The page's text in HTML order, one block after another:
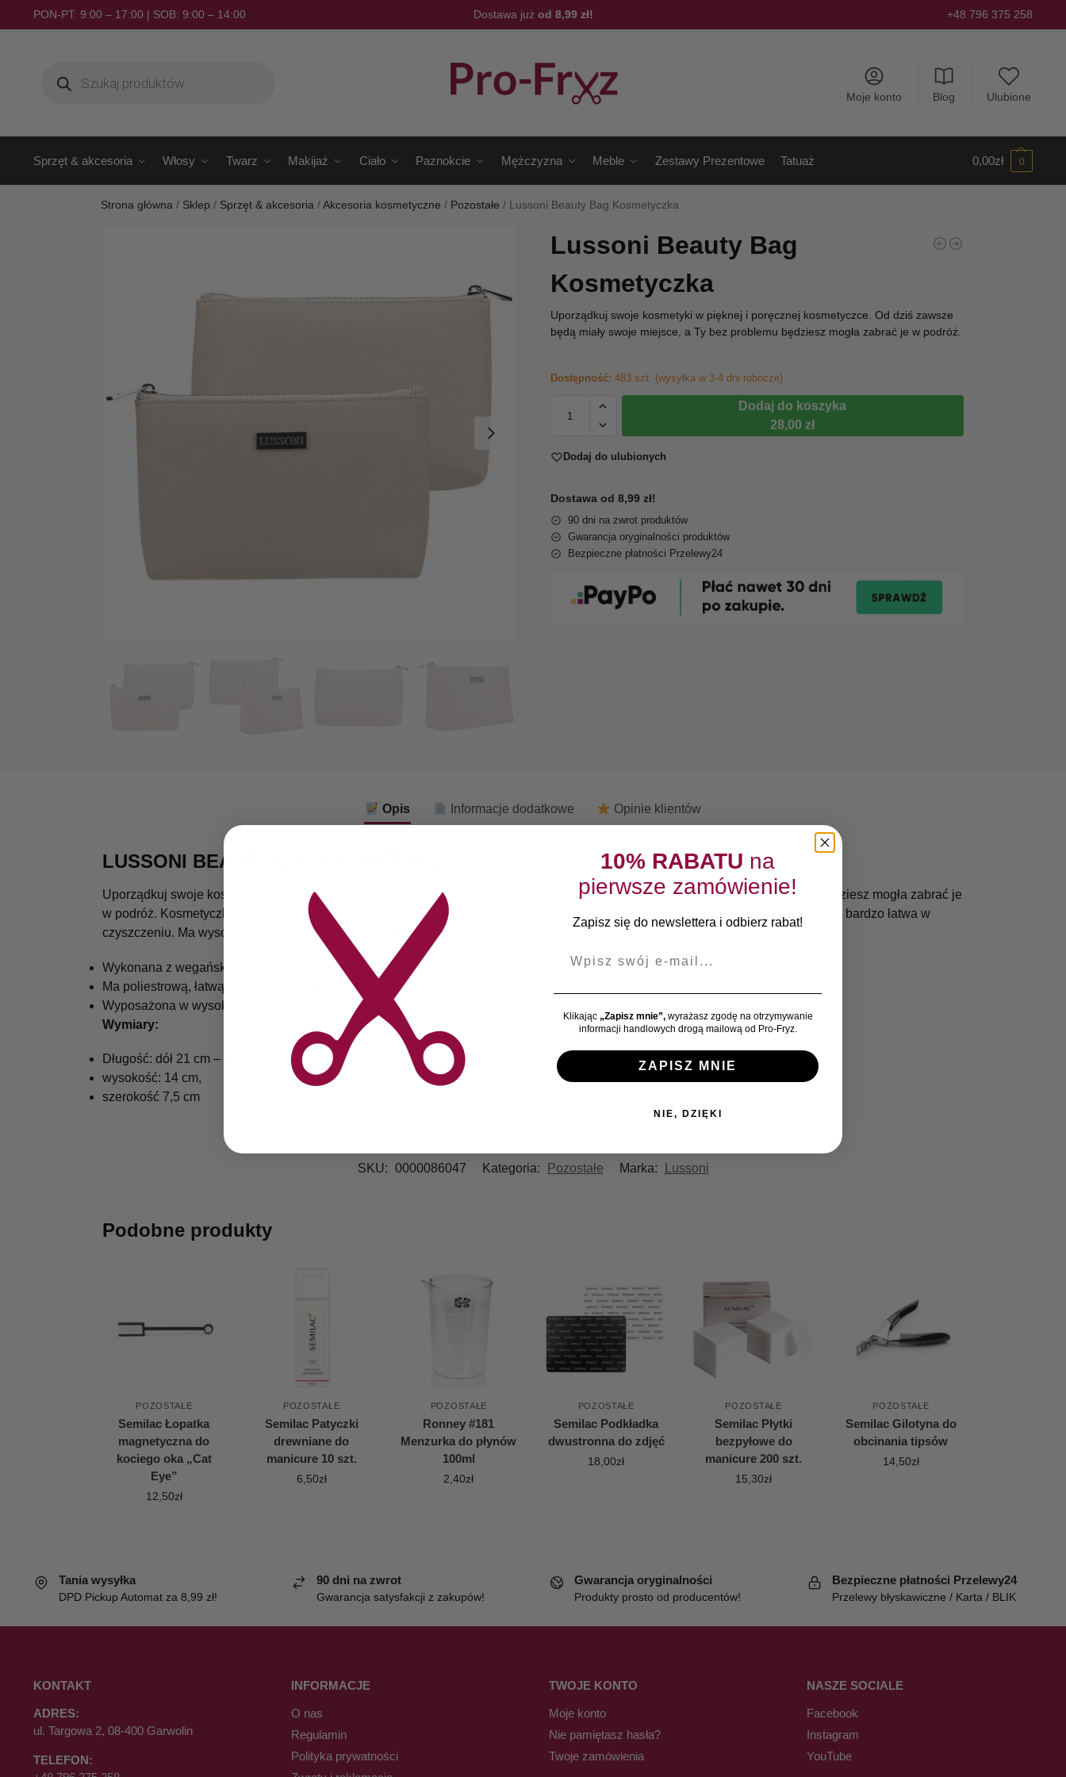
PON-PT: 9:00 – 17:00 | SOB: 9:00 – 14:00 Dostawa już od 8,99 zł! +48 796 375 258
Moje konto Blog Ulubione
Sprzęt & akcesoria Włosy Twarz Makijaż Ciało Paznokcie Mężczyzna Meble Zestawy Prezentowe Tatuaż 0,00zł 0
Strona główna / Sklep / Sprzęt & akcesoria /Akcesoria kosmetyczne / Pozostałe / Lussoni Beauty Bag Kosmetyczka
Lussoni Beauty Bag
Kosmetyczka
Uporządkuj swoje kosmetyki w pięknej i poręcznej kosmetyczce. Od dziś zawsze
będą miały swoje miejsce, a Ty bez problemu będziesz mogła zabrać je w podróż.
Dostępność: 483 szt. (wysyłka w 3-4 dni robocze)
Dodaj do koszyka
28,00 zł
Dodaj do ulubionych
Dostawa od 8,99 zł!
90 dni na zwrot produktów
Gwarancja oryginalności produktów
Bezpieczne płatności Przelewy24
Opis Informacje dodatkowe Opinie klientów
LUSSONI BEAUTY BAG KOSMETYCZKA
Uporządkuj swoje kosmetyki w pięknej i poręcznej kosmetyczce. Od dziś zawsze będą miały swoje miejsce, a Ty bez problemu będziesz mogła zabrać je
w podróż. Kosmetyczka
wykonana jest z wysokiej jakości wegańskiej skóry. Dzięki wykonanej z poliestru podszewce jest bardzo łatwa w
czyszczeniu. Ma wysokiej jakości, miedziany zamek błyskawiczny.
Wykonana z wegańskiej skóry
Ma poliestrową, łatwą do czyszczenia podszewkę
Wyposażona w wysokiej jakości zamek błyskawiczny wykonany z miedzi
Wymiary:
Długość: dół 21 cm – góra 23 cm,
wysokość: 14 cm,
szerokość 7,5 cm
SKU: 0000086047 Kategoria: Pozostałe Marka: Lussoni
Podobne produkty
POZOSTAŁE
Semilac Łopatka
magnetyczna do
kociego oka „Cat
Eye”
12,50zł
POZOSTAŁE
Semilac Patyczki
drewniane do
manicure 10 szt.
6,50zł
POZOSTAŁE
Ronney #181
Menzurka do płynów
100ml
2,40zł
POZOSTAŁE
Semilac Podkładka
dwustronna do zdjęć
18,00zł
POZOSTAŁE
Semilac Płytki
bezpyłowe do
manicure 200 szt.
15,30zł
POZOSTAŁE
Semilac Gilotyna do
obcinania tipsów
14,50zł
Tania wysyłka
DPD Pickup Automat za 8,99 zł!
90 dni na zwrot
Gwarancja satysfakcji z zakupów!
Gwarancja oryginalności
Produkty prosto od producentów!
Bezpieczne płatności Przelewy24
Przelewy błyskawiczne / Karta / BLIK
KONTAKT
ADRES:
ul. Targowa 2, 08-400 Garwolin
TELEFON:
INFORMACJE
O nas
Regulamin
Polityka prywatności
TWOJE KONTO
Moje konto
Nie pamiętasz hasła?
Twoje zamówienia
NASZE SOCIALE
Facebook
Instagram
YouTube
10% RABATU na
pierwsze zamówienie!
Zapisz się do newslettera i odbierz rabat!
Klikając „Zapisz mnie”,wyrażasz zgodę na otrzymywanie
informacji handlowych drogą mailową od Pro-Fryz.
ZAPISZ MNIE
NIE, DZIĘKI